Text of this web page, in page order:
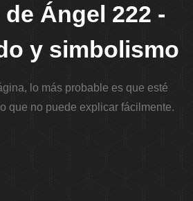
Ángel 222 -
y simbolismo
lo más probable es que esté
que no puede explicar fácilmente.